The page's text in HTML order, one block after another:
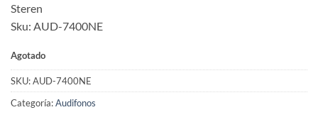
$279.00.
Steren
Sku: AUD-7400NE
Agotado
SKU:AUD-7400NE
Categoría:Audifonos